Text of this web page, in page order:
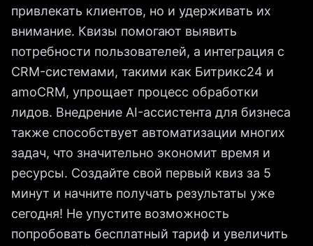
привлекать клиентов, но и удерживать их
внимание. Квизы помогают выявить
потребности пользователей, а интеграция с
CRM-системами, такими как Битрикс24 и
amoCRM, упрощает процесс обработки
лидов. Внедрение AI-ассистента для бизнеса
также способствует автоматизации многих
задач, что значительно экономит время и
ресурсы. Создайте свой первый квиз за 5
минут и начните получать результаты уже
сегодня! Не упустите возможность
попробовать бесплатный тариф и увеличить